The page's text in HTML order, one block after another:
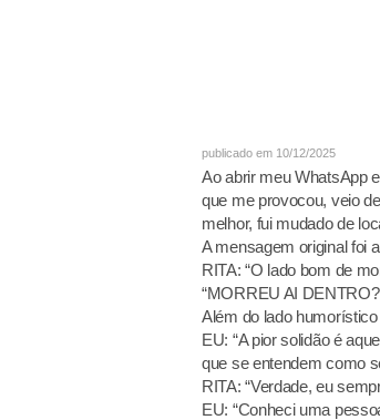
publicado em 10/12/2025
Ao abrir meu WhatsApp
que me provocou, veio
melhor, fui mudado de
A mensagem original foi
RITA: “O lado bom de
“MORREU AI
Além do lado
EU: “A pior solidão é
que se entendem como
RITA: “Verdade, eu
EU: “Conheci uma